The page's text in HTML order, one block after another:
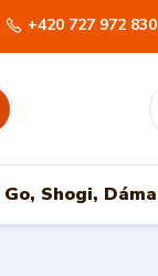
+420 727 972 830
Go, Shogi, Dáma